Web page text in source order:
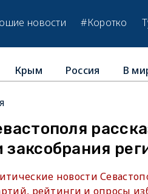
новости #Коротко
Крым Россия В
новости
рейтинги и опросы